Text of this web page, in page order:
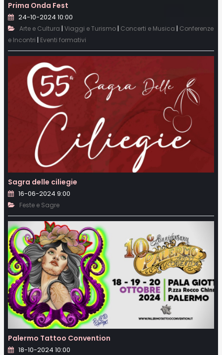
Prima Onda Fest
24-10-2024 10:00
Arte e Cultura | Viaggi e Turismo | Concerti e Musica | Conferenze
e Incontri | Eventi formativi
Sagra delle ciliegie
16-06-2024 9:00
Feste e Sagre
Palermo Tattoo Convention
18-10-2024 10:00